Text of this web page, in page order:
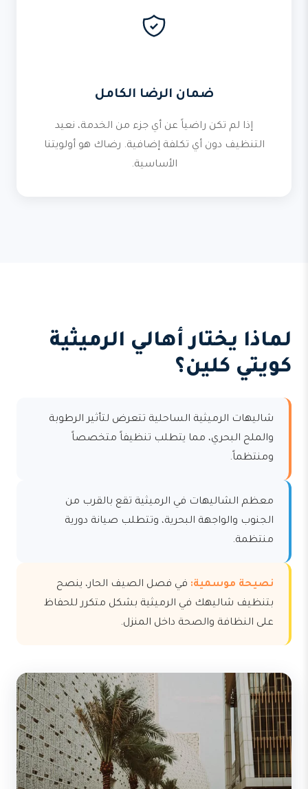
ضمان الرضا الكامل
إذا لم تكن راضياً عن أي جزء من الخدمة، نعيد
التنظيف دون أي تكلفة إضافية. رضاك هو أولويتنا
الأساسية.
لماذا يختار أهالي الرميثية
كويتي كلين؟
شاليهات الرميثية الساحلية تتعرض لتأثير الرطوبة
والملح البحري، مما يتطلب تنظيفاً متخصصاً
ومنتظماً.
معظم الشاليهات في الرميثية تقع بالقرب من
الجنوب والواجهة البحرية، وتتطلب صيانة دورية
منتظمة.
نصيحة موسمية: في فصل الصيف الحار، ينصح
بتنظيف شاليهك في الرميثية بشكل متكرر للحفاظ
على النظافة والصحة داخل المنزل.